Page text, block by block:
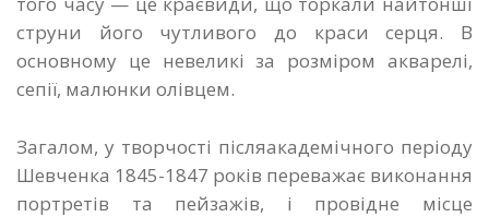
струни його чутливого до краси серця. В
основному це невеликі за розміром акварелі,
сепії, малюнки олівцем.
Загалом, у творчості післяакадемічного періоду
Шевченка 1845-1847 pоків переважає виконання
портретів та пейзажів, і провідне місце